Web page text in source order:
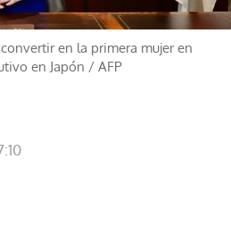
en la primera mujer en
en Japón / AFP